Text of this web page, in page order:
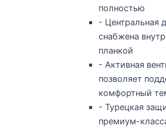
полностью
- Центральная
снабжена
планкой
- Активная
позволяет
комфортный
- Турецкая
премиум-